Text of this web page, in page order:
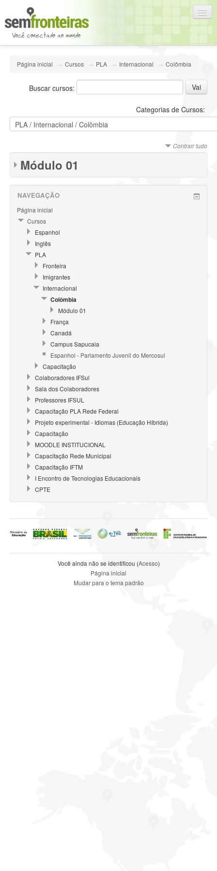
Página inicial → Cursos → PLA → Internacional → Colômbia
Buscar cursos:
Categorias de Cursos:
Contrair tudo
Módulo 01
NAVEGAÇÃO
Página inicial
Cursos
Espanhol
Inglês
PLA
Fronteira
Imigrantes
Internacional
Colômbia
Módulo 01
França
Canadá
Campus Sapucaia
Espanhol - Parlamento Juvenil do Mercosul
Capacitação
Colaboradores IFSul
Sala dos Colaboradores
Professores IFSUL
Capacitação PLA Rede Federal
Projeto experimental - Idiomas (Educação Híbrida)
Capacitação
MOODLE INSTITUCIONAL
Capacitação Rede Municipal
Capacitação IFTM
I Encontro de Tecnologias Educacionais
CPTE
Você ainda não se identificou (Acesso)
Página inicial
Mudar para o tema padrão